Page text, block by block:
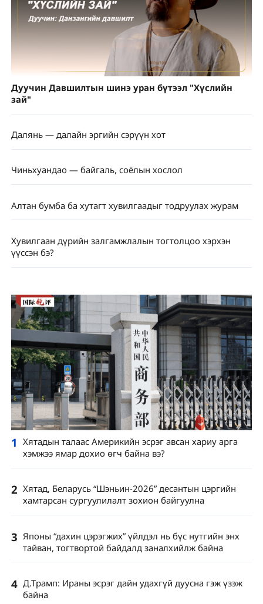
Дуучин Давшилтын шинэ уран бүтээл "Хүслийн
зай"
Далянь — далайн эргийн сэрүүн хот
Чиньхуандао — байгаль, соёлын хослол
Алтан бумба ба хутагт хувилгаадыг тодруулах журам
Хувилгаан дүрийн залгамжлалын тогтолцоо хэрхэн
үүссэн бэ?
1 Хятадын талаас Америкийн эсрэг авсан хариу арга
хэмжээ ямар дохио өгч байна вэ?
2 Хятад, Беларусь “Шэньин-2026” десантын цэргийн
хамтарсан сургуулилалт зохион байгуулна
3 Японы “дахин цэрэгжих” үйлдэл нь бүс нутгийн энх
тайван, тогтвортой байдалд заналхийлж байна
4 Д.Трамп: Ираны эсрэг дайн удахгүй дуусна гэж үзэж
байна